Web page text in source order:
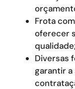
Frota
oferecer
Diversas
garantir